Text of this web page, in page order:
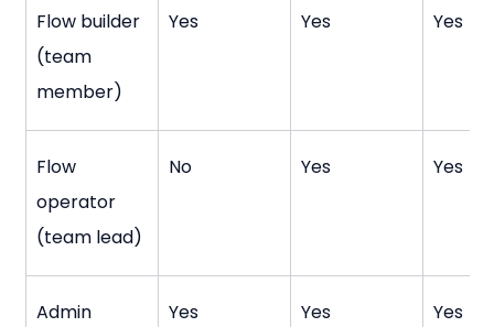
Flow builder
(team
member)
Yes Yes Yes
Flow
operator
(team lead)
No Yes Yes
Admin
Yes Yes Yes